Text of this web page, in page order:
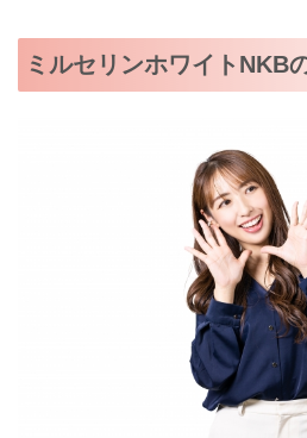
ミルセリンホワイトNKB